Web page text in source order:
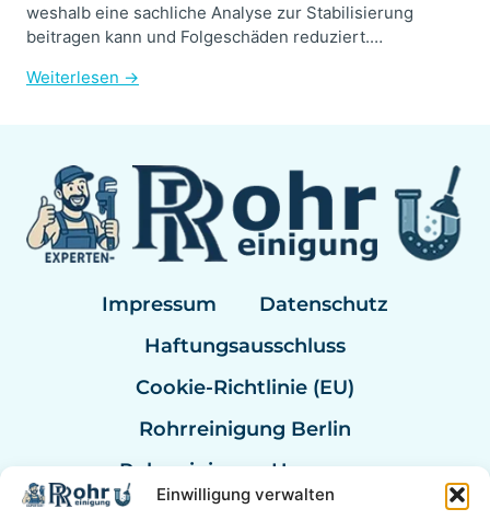
Einwilligung verwalten
weshalb eine sachliche Analyse zur Stabilisierung
beitragen kann und Folgeschäden reduziert.…
Weiterlesen →
Impressum
Datenschutz
Haftungsausschluss
Cookie-Richtlinie (EU)
Rohrreinigung Berlin
Rohrreinigung Hannover
Rohrreinigung Bremen